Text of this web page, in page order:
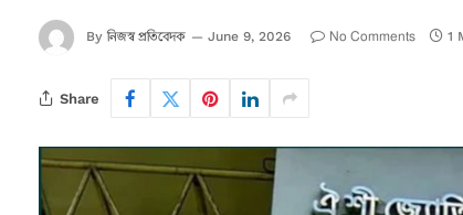
By নিজস্ব প্রতিবেদক June 9, 2026 No Comments 1
Share